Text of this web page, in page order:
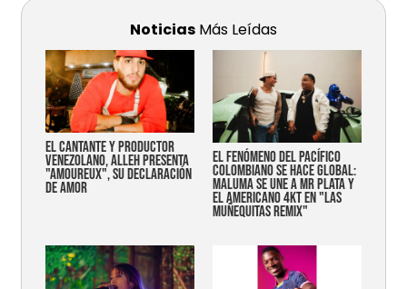
Noticias Más Leídas
EL CANTANTE Y PRODUCTOR
VENEZOLANO, ALLEH PRESENTA
"AMOUREUX", SU DECLARACIÓN
DE AMOR
EL FENÓMENO DEL PACÍFICO
COLOMBIANO SE HACE GLOBAL:
MALUMA SE UNE A MR PLATA Y
EL AMERICANO 4KT EN "LAS
MUÑEQUITAS REMIX"